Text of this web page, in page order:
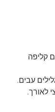
קליפה